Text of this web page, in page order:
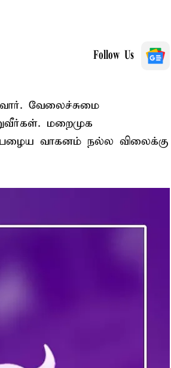
Follow Us
வேலைச்சுமை
மறைமுக
வாகனம் நல்ல விலைக்கு